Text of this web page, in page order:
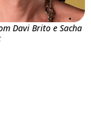
Davi Brito e Sacha